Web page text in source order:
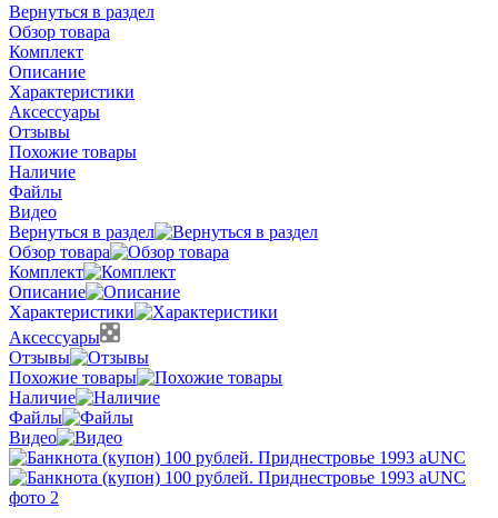
Вернуться в раздел
Обзор товара
Комплект
Описание
Характеристики
Аксессуары
Отзывы
Похожие товары
Наличие
Файлы
Видео
Вернуться в раздел
Обзор товара
Комплект
Описание
Характеристики
Аксессуары
Отзывы
Похожие товары
Наличие
Файлы
Видео